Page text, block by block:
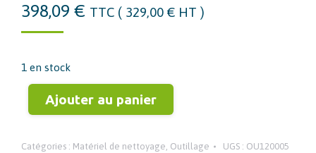
398,09 € TTC ( 329,00 € HT )
1 en stock
Ajouter au panier
Catégories : Matériel de nettoyage, Outillage UGS : OU120005